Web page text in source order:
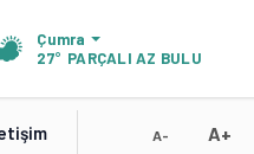
Çumra
27° PARÇALI AZ BULUTLU
A- A+